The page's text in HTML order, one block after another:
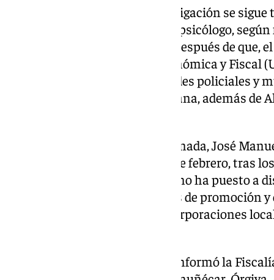
En el caso de Granada, la investigación se
funcionarios municipales y un psicólogo,
consultadas por Europa Press después de que,
la Unidad de Delincuencia Económica y Fiscal
participaron en registros en sedes policiales y
Albolote, en su área metropolitana, además de
El jefe de la Policía Local de Granada, José
renuncia un día después, el 19 de febrero, tras
Udef. El Ayuntamiento granadino ha puesto a
información relativa a procesos de promoción
2019 y 2021, afectando a tres corporaciones
Las últimas denuncias, según informó la